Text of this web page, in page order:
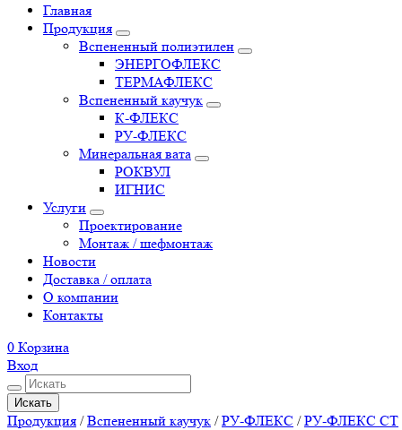
Главная
Продукция
Вспененный полиэтилен
ЭНЕРГОФЛЕКС
ТЕРМАФЛЕКС
Вспененный каучук
К-ФЛЕКС
РУ-ФЛЕКС
Минеральная вата
РОКВУЛ
ИГНИС
Услуги
Проектирование
Монтаж / шефмонтаж
Новости
Доставка / оплата
О компании
Контакты
0 Корзина
Вход
Искать
Продукция /Вспененный каучук /РУ-ФЛЕКС /РУ-ФЛЕКС СТ